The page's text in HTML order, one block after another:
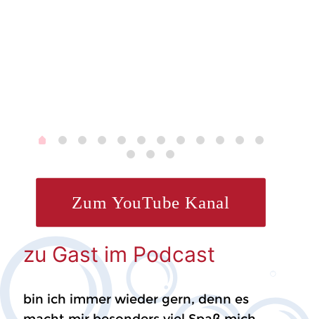
Zum YouTube Kanal
zu Gast im Podcast
bin ich immer wieder gern, denn es